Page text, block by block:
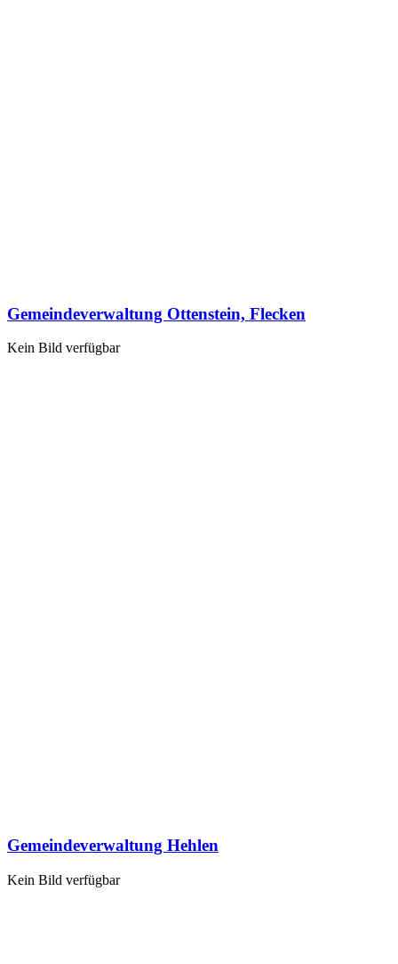
Gemeindeverwaltung Ottenstein, Flecken
Kein Bild verfügbar
Gemeindeverwaltung Hehlen
Kein Bild verfügbar